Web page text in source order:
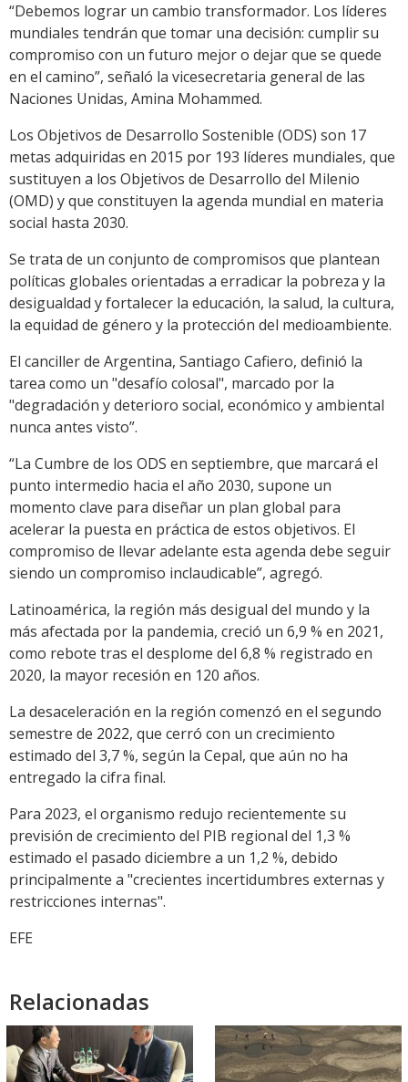
“Debemos lograr un cambio transformador. Los líderes
mundiales tendrán que tomar una decisión: cumplir su
compromiso con un futuro mejor o dejar que se quede
en el camino”, señaló la vicesecretaria general de las
Naciones Unidas, Amina Mohammed.
Los Objetivos de Desarrollo Sostenible (ODS) son 17
metas adquiridas en 2015 por 193 líderes mundiales, que
sustituyen a los Objetivos de Desarrollo del Milenio
(OMD) y que constituyen la agenda mundial en materia
social hasta 2030.
Se trata de un conjunto de compromisos que plantean
políticas globales orientadas a erradicar la pobreza y la
desigualdad y fortalecer la educación, la salud, la cultura,
la equidad de género y la protección del medioambiente.
El canciller de Argentina, Santiago Cafiero, definió la
tarea como un "desafío colosal", marcado por la
"degradación y deterioro social, económico y ambiental
nunca antes visto”.
“La Cumbre de los ODS en septiembre, que marcará el
punto intermedio hacia el año 2030, supone un
momento clave para diseñar un plan global para
acelerar la puesta en práctica de estos objetivos. El
compromiso de llevar adelante esta agenda debe seguir
siendo un compromiso inclaudicable”, agregó.
Latinoamérica, la región más desigual del mundo y la
más afectada por la pandemia, creció un 6,9 % en 2021,
como rebote tras el desplome del 6,8 % registrado en
2020, la mayor recesión en 120 años.
La desaceleración en la región comenzó en el segundo
semestre de 2022, que cerró con un crecimiento
estimado del 3,7 %, según la Cepal, que aún no ha
entregado la cifra final.
Para 2023, el organismo redujo recientemente su
previsión de crecimiento del PIB regional del 1,3 %
estimado el pasado diciembre a un 1,2 %, debido
principalmente a "crecientes incertidumbres externas y
restricciones internas".
EFE
Relacionadas